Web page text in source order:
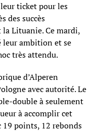
ticket pour les
des succès
la Lituanie. Ce mardi,
leur ambition et se
très attendu.
d’Alperen
avec autorité. Le
double à seulement
à accomplir cet
points, 12 rebonds